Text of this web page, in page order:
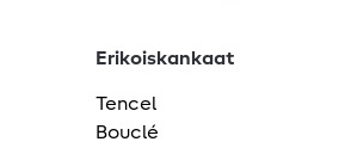
Erikoiskankaat
Tencel
Bouclé